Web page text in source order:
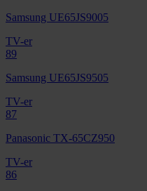
Samsung UE65JS9005
TV-er
89
Samsung UE65JS9505
TV-er
87
Panasonic TX-65CZ950
TV-er
86